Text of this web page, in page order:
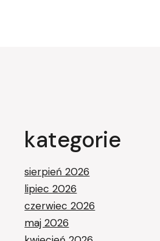
kategorie
sierpień 2026
lipiec 2026
czerwiec 2026
maj 2026